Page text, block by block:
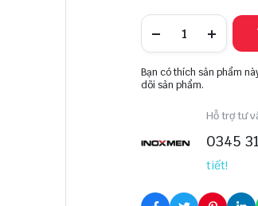
Bạn có thích sản phẩm
dõi sản phẩm.
Hỗ trợ tư
0345
tiết!